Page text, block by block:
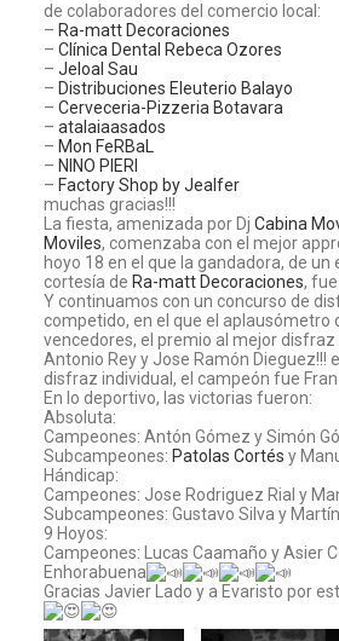
de colaboradores del comercio local:
– Ra-matt Decoraciones
– Clínica Dental Rebeca Ozores
– Jeloal Sau
– Distribuciones Eleuterio Balayo
– Cerveceria-Pizzeria Botavara
– atalaiaasados
– Mon FeRBaL
– NINO PIERI
– Factory Shop by Jealfer
muchas gracias!!!
La fiesta, amenizada por Dj Cabina
Moviles, comenzaba con el mejor
hoyo 18 en el que la gandadora, de
cortesía de Ra-matt Decoraciones,
Y continuamos con un concurso de
competido, en el que el aplausómetro
vencedores, el premio al mejor disfraz
Antonio Rey y Jose Ramón Dieguez!!!
disfraz individual, el campeón fue Fran
En lo deportivo, las victorias fueron:
Absoluta:
Campeones: Antón Gómez y Simón
Subcampeones: Patolas Cortés y
Hándicap:
Campeones: Jose Rodriguez Rial y
Subcampeones: Gustavo Silva y
9 Hoyos:
Campeones: Lucas Caamaño y Asier
Enhorabuena
Gracias Javier Lado y a Evaristo por